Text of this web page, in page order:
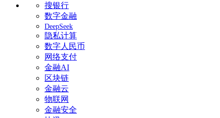
搜银行
数字金融
DeepSeek
隐私计算
数字人民币
网络支付
金融AI
区块链
金融云
物联网
金融安全